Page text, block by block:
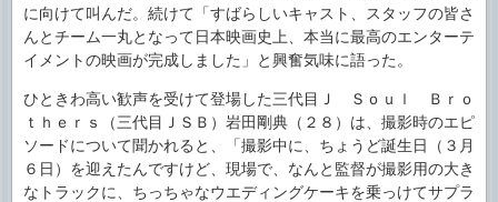
に向けて叫んだ。続けて「すばらしいキャスト、スタッフの皆さ
んとチーム一丸となって日本映画史上、本当に最高のエンターテ
イメントの映画が完成しました」と興奮気味に語った。
ひときわ高い歓声を受けて登場した三代目Ｊ Ｓｏｕｌ Ｂｒｏ
ｔｈｅｒｓ（三代目ＪＳＢ）岩田剛典（２８）は、撮影時のエピ
ソードについて聞かれると、「撮影中に、ちょうど誕生日（３月
６日）を迎えたんですけど、現場で、なんと監督が撮影用の大き
なトラックに、ちっちゃなウエディングケーキを乗っけてサプラ